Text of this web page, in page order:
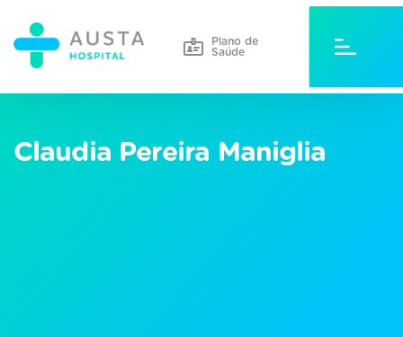
Plano de
Saúde
Claudia Pereira Maniglia